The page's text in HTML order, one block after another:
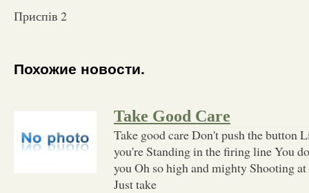
Приспів 2
Похожие новости.
Take Good Care
Take good care Don't push the button
you're Standing in the firing line You
you Oh so high and mighty Shooting
Just take